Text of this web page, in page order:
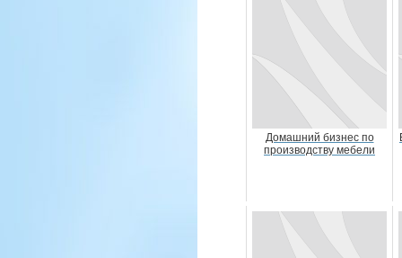
Домашний бизнес по
производству мебели